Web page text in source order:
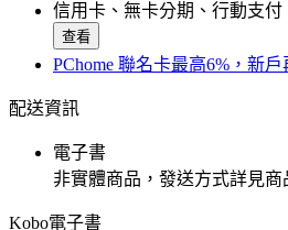
信用卡、無卡分期、行動支
查看
PChome 聯名卡最高6%，新
配送資訊
電子書
非實體商品，發送方式詳見商
Kobo電子書